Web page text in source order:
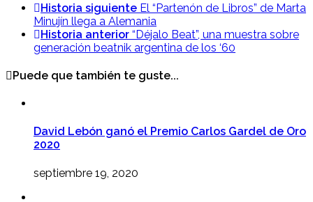
Historia siguiente El “Partenón de Libros” de Marta
Minujín llega a Alemania
Historia anterior “Déjalo Beat”, una muestra sobre
generación beatnik argentina de los ‘60
Puede que también te guste...
David Lebón ganó el Premio Carlos Gardel de Oro
2020
septiembre 19, 2020